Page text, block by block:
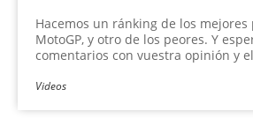
Hacemos un ránking de los mejores
MotoGP, y otro de los peores. Y
comentarios con vuestra opinión y
Videos